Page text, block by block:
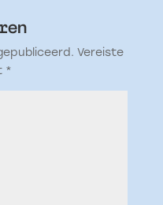
Vereiste
*